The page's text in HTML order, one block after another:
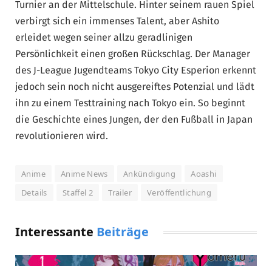
Turnier an der Mittelschule. Hinter seinem rauen Spiel
verbirgt sich ein immenses Talent, aber Ashito
erleidet wegen seiner allzu geradlinigen
Persönlichkeit einen großen Rückschlag. Der Manager
des J-League Jugendteams Tokyo City Esperion erkennt
jedoch sein noch nicht ausgereiftes Potenzial und lädt
ihn zu einem Testtraining nach Tokyo ein. So beginnt
die Geschichte eines Jungen, der den Fußball in Japan
revolutionieren wird.
Anime Anime News Ankündigung
Aoashi
Details
Staffel 2 Trailer Veröffentlichung
Interessante Beiträge